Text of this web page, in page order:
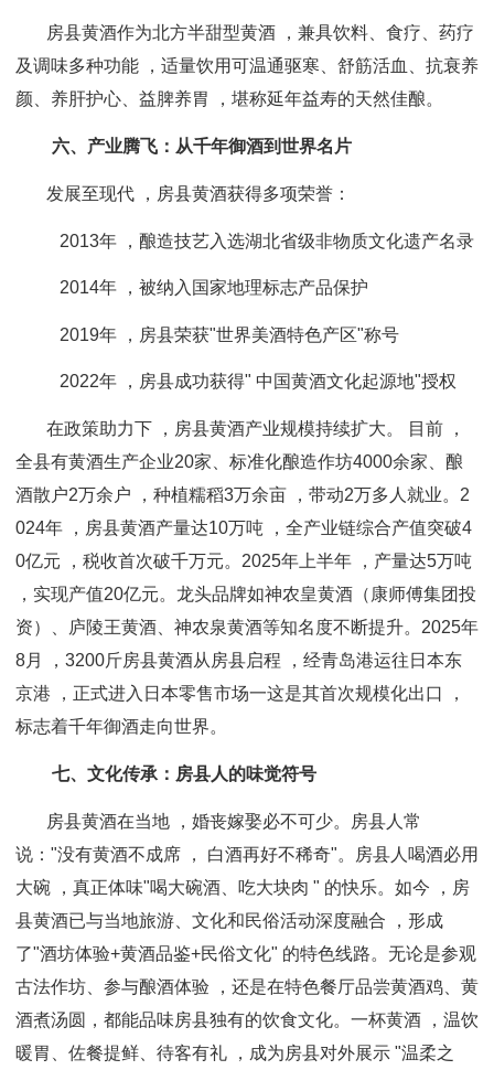
房县黄酒作为北方半甜型黄酒 ，兼具饮料、食疗、药疗
及调味多种功能 ，适量饮用可温通驱寒、舒筋活血、抗衰养
颜、养肝护心、益脾养胃 ，堪称延年益寿的天然佳酿。
六、产业腾飞：从千年御酒到世界名片
发展至现代 ，房县黄酒获得多项荣誉：
2013年 ，酿造技艺入选湖北省级非物质文化遗产名录
2014年 ，被纳入国家地理标志产品保护
2019年 ，房县荣获"世界美酒特色产区"称号
2022年 ，房县成功获得" 中国黄酒文化起源地"授权
在政策助力下 ，房县黄酒产业规模持续扩大。 目前 ，
全县有黄酒生产企业20家、标准化酿造作坊4000余家、酿
酒散户2万余户 ，种植糯稻3万余亩 ，带动2万多人就业。 2
024年 ，房县黄酒产量达10万吨 ，全产业链综合产值突破4
0亿元 ，税收首次破千万元。2025年上半年 ，产量达5万吨
，实现产值20亿元。龙头品牌如神农皇黄酒（康师傅集团投
资）、庐陵王黄酒、神农泉黄酒等知名度不断提升。 2025年
8月 ，3200斤房县黄酒从房县启程 ，经青岛港运往日本东
京港 ，正式进入日本零售市场一这是其首次规模化出口 ，
标志着千年御酒走向世界。
七、文化传承：房县人的味觉符号
房县黄酒在当地 ，婚丧嫁娶必不可少。房县人常
说："没有黄酒不成席 ， 白酒再好不稀奇"。房县人喝酒必用
大碗 ，真正体味"喝大碗酒、吃大块肉 " 的快乐。 如今 ，房
县黄酒已与当地旅游、文化和民俗活动深度融合 ，形成
了"酒坊体验+黄酒品鉴+民俗文化" 的特色线路。无论是参观
古法作坊、参与酿酒体验 ，还是在特色餐厅品尝黄酒鸡、黄
酒煮汤圆，都能品味房县独有的饮食文化。 一杯黄酒 ，温饮
暖胃、佐餐提鲜、待客有礼 ，成为房县对外展⽰ "温柔之